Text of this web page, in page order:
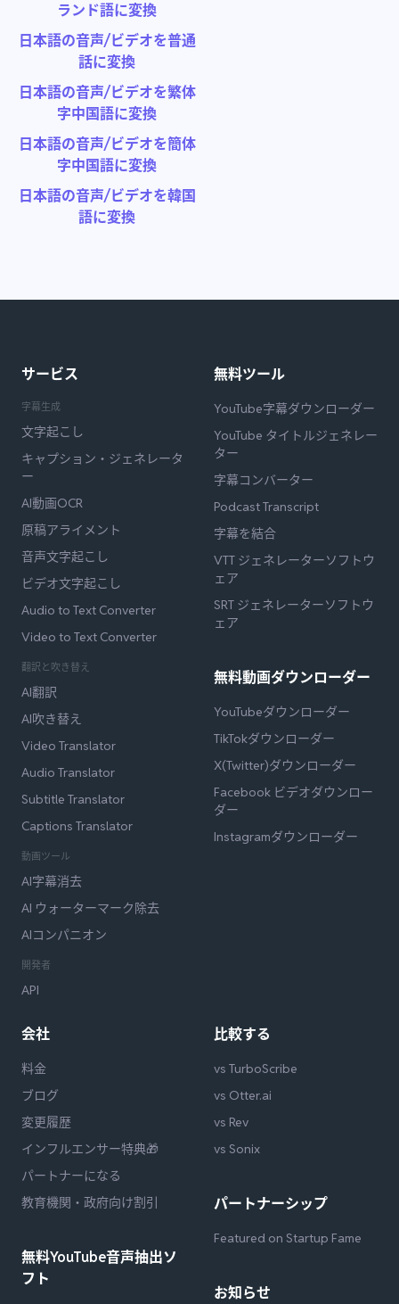
ランド語に変換
日本語の音声/ビデオを普通
話に変換
日本語の音声/ビデオを繁体
字中国語に変換
日本語の音声/ビデオを簡体
字中国語に変換
日本語の音声/ビデオを韓国
語に変換
サービス
字幕生成
文字起こし
キャプション・ジェネレータ
ー
AI動画OCR
原稿アライメント
音声文字起こし
ビデオ文字起こし
Audio to Text Converter
Video to Text Converter
翻訳と吹き替え
AI翻訳
AI吹き替え
Video Translator
Audio Translator
Subtitle Translator
Captions Translator
動画ツール
AI字幕消去
AI ウォーターマーク除去
AIコンパニオン
開発者
API
無料ツール
YouTube字幕ダウンローダー
YouTube タイトルジェネレー
ター
字幕コンバーター
Podcast Transcript
字幕を結合
VTT ジェネレーターソフトウ
ェア
SRT ジェネレーターソフトウ
ェア
無料動画ダウンローダー
YouTubeダウンローダー
TikTokダウンローダー
X(Twitter)ダウンローダー
Facebook ビデオダウンロー
ダー
Instagramダウンローダー
会社
料金
ブログ
変更履歴
インフルエンサー特典🎁
パートナーになる
教育機関・政府向け割引
無料YouTube音声抽出ソ
フト
比較する
vs TurboScribe
vs Otter.ai
vs Rev
vs Sonix
パートナーシップ
Featured on Startup Fame
お知らせ